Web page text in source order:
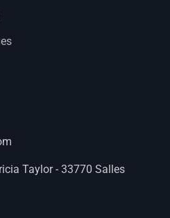
Taylor - 33770 Salles